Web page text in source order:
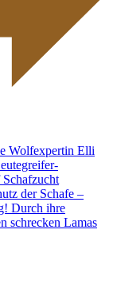
Wolfexpertin Elli
der Schafe –
Durch ihre
schrecken Lamas